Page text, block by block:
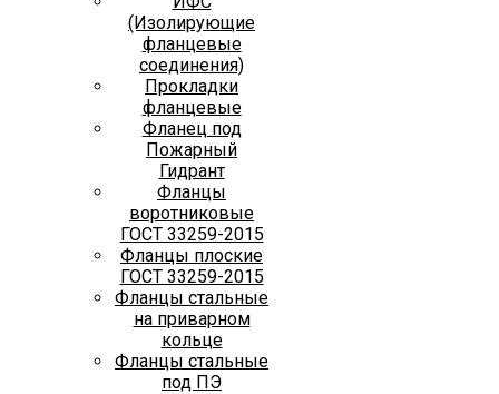
(Изолирующие
фланцевые
соединения)
Прокладки
фланцевые
Фланец под
Пожарный
Гидрант
Фланцы
воротниковые
ГОСТ 33259-2015
Фланцы плоские
ГОСТ 33259-2015
Фланцы стальные
на приварном
кольце
Фланцы стальные
под ПЭ